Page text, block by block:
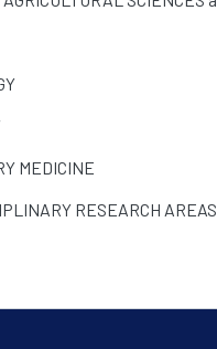
MEDICINE
RESEARCH AREAS